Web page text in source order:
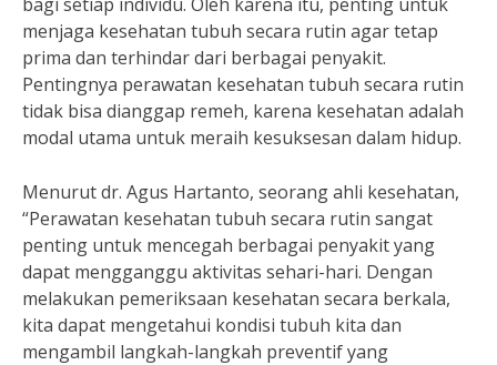
menjaga kesehatan tubuh secara rutin agar tetap
prima dan terhindar dari berbagai penyakit.
Pentingnya perawatan kesehatan tubuh secara rutin
tidak bisa dianggap remeh, karena kesehatan adalah
modal utama untuk meraih kesuksesan dalam hidup.
Menurut dr. Agus Hartanto, seorang ahli kesehatan,
“Perawatan kesehatan tubuh secara rutin sangat
penting untuk mencegah berbagai penyakit yang
dapat mengganggu aktivitas sehari-hari. Dengan
melakukan pemeriksaan kesehatan secara berkala,
kita dapat mengetahui kondisi tubuh kita dan
mengambil langkah-langkah preventif yang